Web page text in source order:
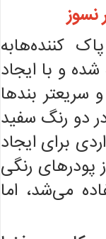
نسوز
کننده‌هابه
و با ایجاد
بندها
دو رنگ سفید
برای ایجاد
پودرهای رنگی
می‌شد، اما